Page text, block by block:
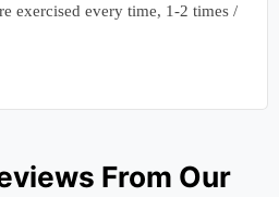
exercised every time, 1-2 times /
From Our